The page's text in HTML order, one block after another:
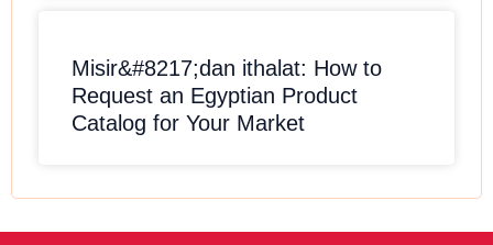
Misir&#8217;dan ithalat: How to
Request an Egyptian Product
Catalog for Your Market